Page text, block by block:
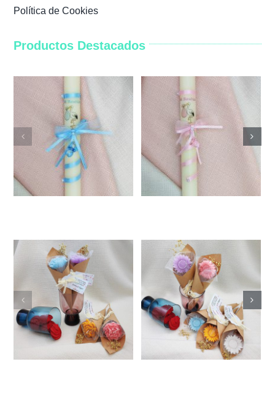
Política de Cookies
Productos Destacados